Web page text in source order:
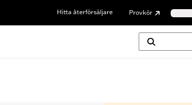
Hitta återförsäljare Provkör